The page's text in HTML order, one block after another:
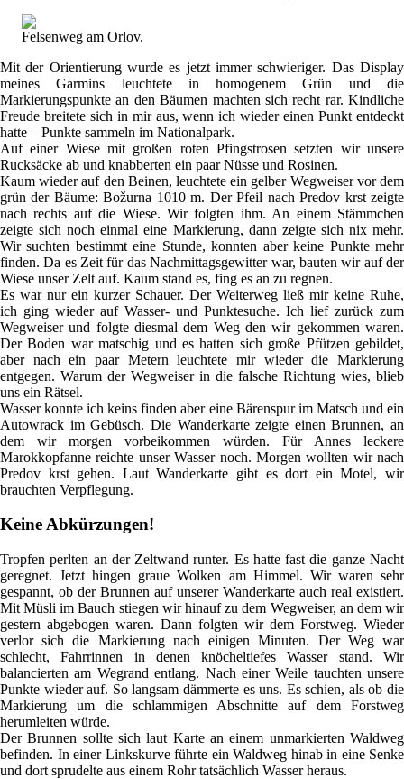
Felsenweg am Orlov.
Mit der Orientierung wurde es jetzt immer schwieriger. Das Display
meines Garmins leuchtete in homogenem Grün und die
Markierungspunkte an den Bäumen machten sich recht rar. Kindliche
Freude breitete sich in mir aus, wenn ich wieder einen Punkt entdeckt
hatte – Punkte sammeln im Nationalpark.
Auf einer Wiese mit großen roten Pfingstrosen setzten wir unsere
Rucksäcke ab und knabberten ein paar Nüsse und Rosinen.
Kaum wieder auf den Beinen, leuchtete ein gelber Wegweiser vor dem
grün der Bäume: Božurna 1010 m. Der Pfeil nach Predov krst zeigte
nach rechts auf die Wiese. Wir folgten ihm. An einem Stämmchen
zeigte sich noch einmal eine Markierung, dann zeigte sich nix mehr.
Wir suchten bestimmt eine Stunde, konnten aber keine Punkte mehr
finden. Da es Zeit für das Nachmittagsgewitter war, bauten wir auf der
Wiese unser Zelt auf. Kaum stand es, fing es an zu regnen.
Es war nur ein kurzer Schauer. Der Weiterweg ließ mir keine Ruhe,
ich ging wieder auf Wasser- und Punktesuche. Ich lief zurück zum
Wegweiser und folgte diesmal dem Weg den wir gekommen waren.
Der Boden war matschig und es hatten sich große Pfützen gebildet,
aber nach ein paar Metern leuchtete mir wieder die Markierung
entgegen. Warum der Wegweiser in die falsche Richtung wies, blieb
uns ein Rätsel.
Wasser konnte ich keins finden aber eine Bärenspur im Matsch und ein
Autowrack im Gebüsch. Die Wanderkarte zeigte einen Brunnen, an
dem wir morgen vorbeikommen würden. Für Annes leckere
Marokkopfanne reichte unser Wasser noch. Morgen wollten wir nach
Predov krst gehen. Laut Wanderkarte gibt es dort ein Motel, wir
brauchten Verpflegung.
Keine Abkürzungen!
Tropfen perlten an der Zeltwand runter. Es hatte fast die ganze Nacht
geregnet. Jetzt hingen graue Wolken am Himmel. Wir waren sehr
gespannt, ob der Brunnen auf unserer Wanderkarte auch real existiert.
Mit Müsli im Bauch stiegen wir hinauf zu dem Wegweiser, an dem wir
gestern abgebogen waren. Dann folgten wir dem Forstweg. Wieder
verlor sich die Markierung nach einigen Minuten. Der Weg war
schlecht, Fahrrinnen in denen knöcheltiefes Wasser stand. Wir
balancierten am Wegrand entlang. Nach einer Weile tauchten unsere
Punkte wieder auf. So langsam dämmerte es uns. Es schien, als ob die
Markierung um die schlammigen Abschnitte auf dem Forstweg
herumleiten würde.
Der Brunnen sollte sich laut Karte an einem unmarkierten Waldweg
befinden. In einer Linkskurve führte ein Waldweg hinab in eine Senke
und dort sprudelte aus einem Rohr tatsächlich Wasser heraus.